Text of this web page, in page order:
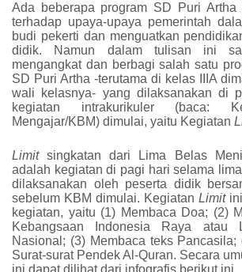
Ada beberapa program SD Puri Artha
terhadap upaya-upaya pemerintah
budi pekerti dan menguatkan
didik. Namun dalam tulisan ini
mengangkat dan berbagi salah satu
SD Puri Artha -terutama di kelas IIIA
wali kelasnya- yang dilaksanakan di
kegiatan intrakurikuler (baca:
Mengajar/KBM) dimulai, yaitu Kegiatan
Limitsingkatan dari Lima Belas
adalah kegiatan di pagi hari selama
dilaksanakan oleh peserta didik
sebelum KBM dimulai. Kegiatan Limitini
kegiatan, yaitu (1) Membaca Doa; (2)
Kebangsaan Indonesia Raya atau
Nasional; (3) Membaca teks Pancasila;
Surat-surat Pendek Al-Quran. Secara